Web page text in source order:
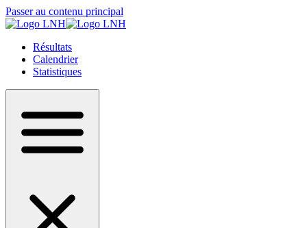
Passer au contenu principal
Résultats
Calendrier
Statistiques